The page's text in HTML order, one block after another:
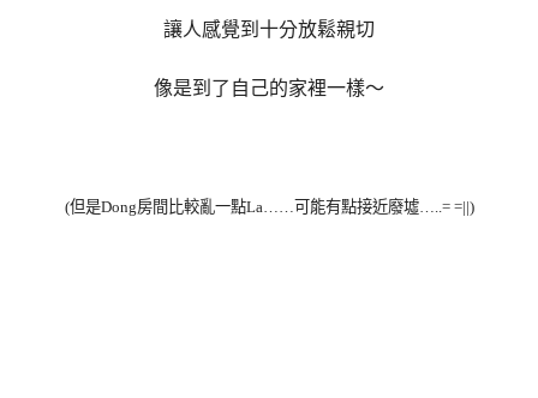
讓人感覺到十分放鬆親切
像是到了自己的家裡一樣～
(但是Dong房間比較亂一點La……可能有點接近廢墟…..= =||)